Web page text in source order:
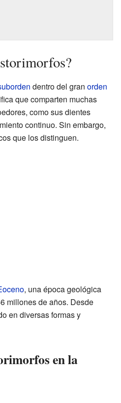
dentro del gran orden
que comparten muchas
como sus dientes
continuo. Sin embargo,
que los distinguen.
, una época geológica
millones de años. Desde
en diversas formas y
en la